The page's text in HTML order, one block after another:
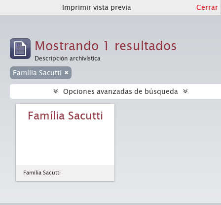
Imprimir vista previa Cerrar
Mostrando 1 resultados
Descripción archivística
Família Sacutti
Opciones avanzadas de búsqueda
Família Sacutti
Família Sacutti